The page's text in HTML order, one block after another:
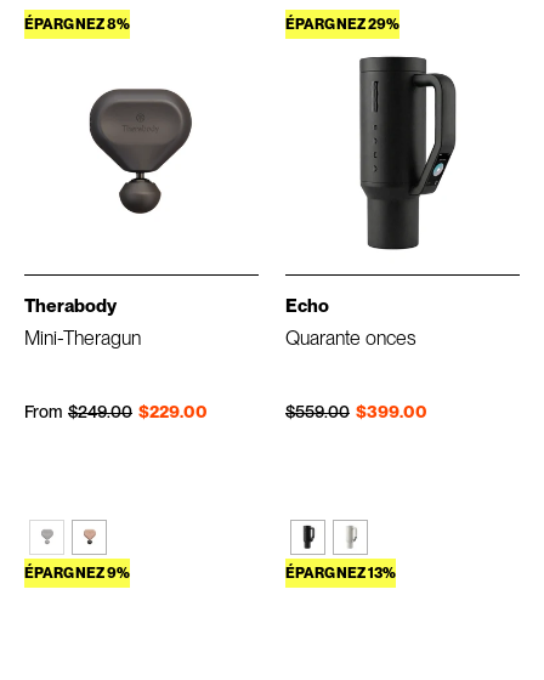
ÉPARGNEZ 8%
Therabody
Mini-Theragun
From $229.00
Prix régulier
$249.00
Prix réduit
ÉPARGNEZ 29%
Echo
Quarante onces
$399.00
Prix régulier
$559.00
Prix réduit
ÉPARGNEZ 9% ÉPARGNEZ 13%